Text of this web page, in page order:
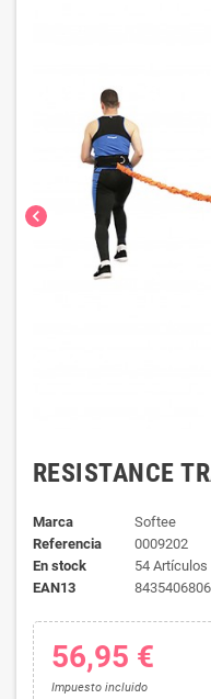
chevron_left
RESISTANCE
Marca
Softee
Referencia
0009202
En stock
54 Artículos
EAN13
56,95 €
Impuesto incluido